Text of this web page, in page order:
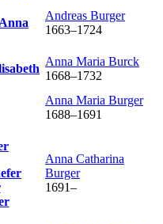
Anna
Andreas Burger
1663–1724
Anna Maria Burck
1668–1732
Anna Maria Burger
1688–1691
Anna Catharina
Burger
1691–